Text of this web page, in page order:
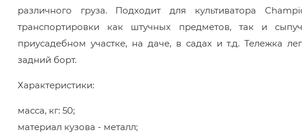
различного груза. Подходит для культиватора
транспортировки как штучных предметов, так и
приусадебном участке, на даче, в садах и т.д. Тележка
задний борт.
Характеристики:
масса, кг: 50;
материал кузова - металл;